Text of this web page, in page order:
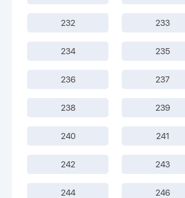
232 233
234 235
236 237
238 239
240 241
242 243
244 246